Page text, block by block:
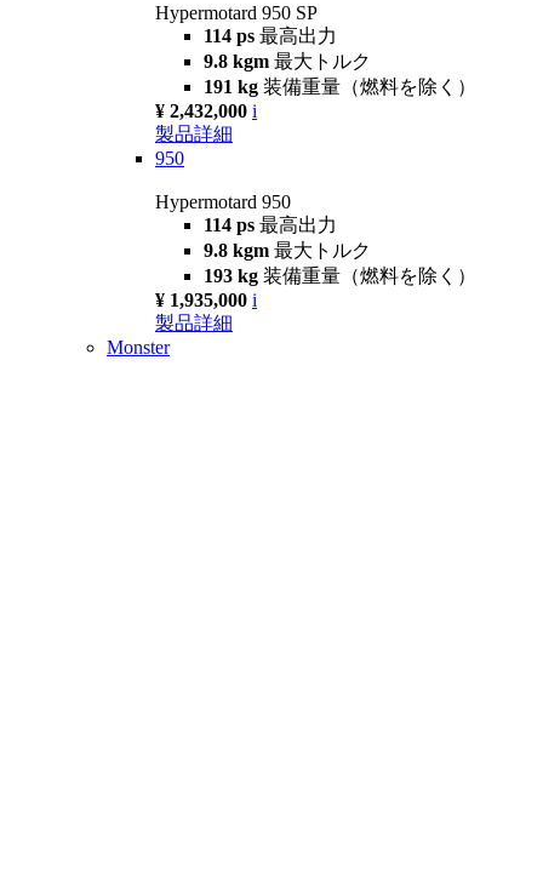
Hypermotard 950 SP
114 ps 最高出力
9.8 kgm 最大トルク
191 kg 装備重量（燃料を除く）
¥ 2,432,000 i
製品詳細
950
Hypermotard 950
114 ps 最高出力
9.8 kgm 最大トルク
193 kg 装備重量（燃料を除く）
¥ 1,935,000 i
製品詳細
Monster